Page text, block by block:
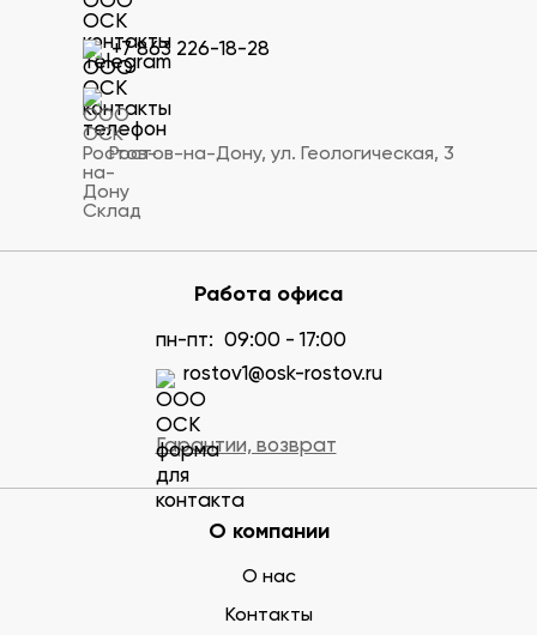
+7 863 226-18-28
Ростов-на-Дону, ул. Геологическая, 3
Работа офиса
пн-пт: 09:00 - 17:00
rostov1@osk-rostov.ru
Гарантии, возврат
О компании
О нас
Контакты